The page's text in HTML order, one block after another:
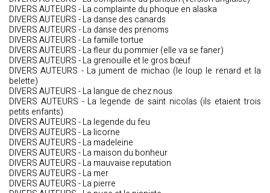
DIVERS AUTEURS - La complainte du phoque en alaska
DIVERS AUTEURS - La danse des canards
DIVERS AUTEURS - La danse des prenoms
DIVERS AUTEURS - La famille tortue
DIVERS AUTEURS - La fleur du pommier (elle va se faner)
DIVERS AUTEURS - La grenouille et le gros bœuf
DIVERS AUTEURS - La jument de michao (le loup le renard et la
belette)
DIVERS AUTEURS - La langue de chez nous
DIVERS AUTEURS - La legende de saint nicolas (ils etaient trois
petits enfants)
DIVERS AUTEURS - La legende du feu
DIVERS AUTEURS - La licorne
DIVERS AUTEURS - La madeleine
DIVERS AUTEURS - La maison du bonheur
DIVERS AUTEURS - La mauvaise reputation
DIVERS AUTEURS - La mer
DIVERS AUTEURS - La pierre